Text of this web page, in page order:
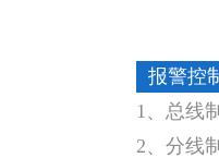
报警控
1、总线
2、分线